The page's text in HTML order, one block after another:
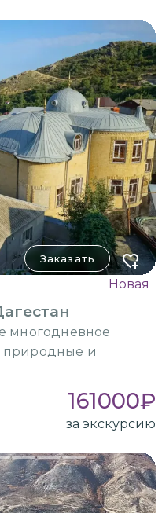
Заказать
Новая
многодневное
природные и
161000₽
за экскурсию